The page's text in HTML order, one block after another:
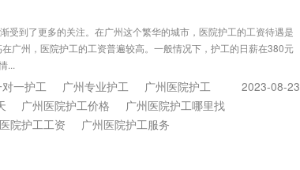
受到了更多的关注。在广州这个繁华的城市，医院护工的工资待遇是
广州，医院护工的工资普遍较高。一般情况下，护工的日薪在380元
...
一护工 广州专业护工
广州医院护工
广州医院护工价格
广州医院护工哪里找
院护工工资
广州医院护工服务
2023-08-23